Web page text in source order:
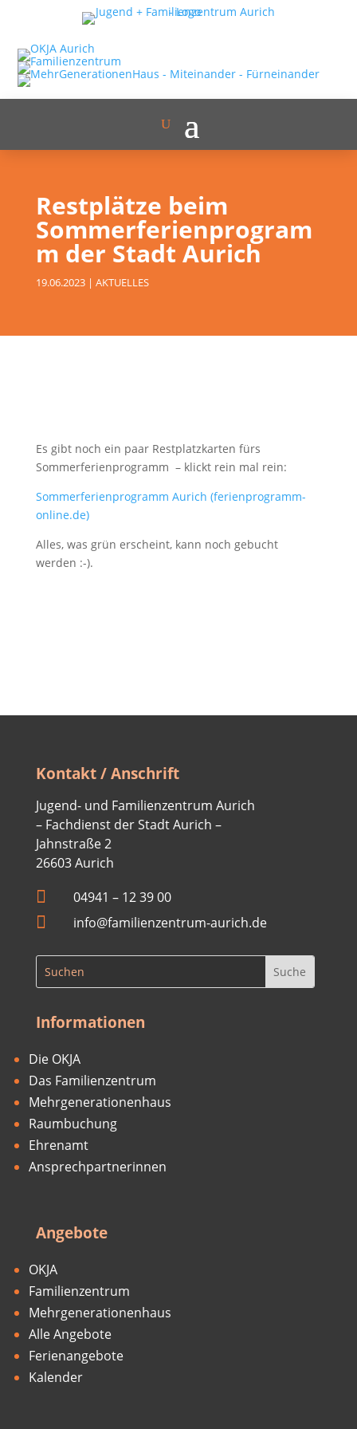
Restplätze beim
Sommerferienprogram
m der Stadt Aurich
19.06.2023| AKTUELLES
Es gibt noch ein paar Restplatzkarten fürs
Sommerferienprogramm – klickt rein mal rein:
Sommerferienprogramm Aurich (ferienprogramm-
online.de)
Alles, was grün erscheint, kann noch gebucht
werden :-).
Kontakt / Anschrift
Jugend- und Familienzentrum Aurich
– Fachdienst der Stadt Aurich –
Jahnstraße 2
26603 Aurich
 04941 – 12 39 00
 info@familienzentrum-aurich.de
Informationen
Die OKJA
Das Familienzentrum
Mehrgenerationenhaus
Raumbuchung
Ehrenamt
Ansprechpartnerinnen
Angebote
OKJA
Familienzentrum
Mehrgenerationenhaus
Alle Angebote
Ferienangebote
Kalender